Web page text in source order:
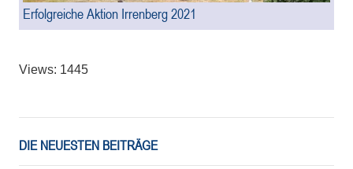
Erfolgreiche Aktion Irrenberg 2021
Views: 1445
DIE NEUESTEN BEITRÄGE